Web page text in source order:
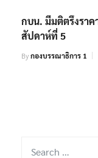
กบน. มีมติตรึงราค
สัปดาห์ที่ 5
Byกองบรรณาธิการ 1